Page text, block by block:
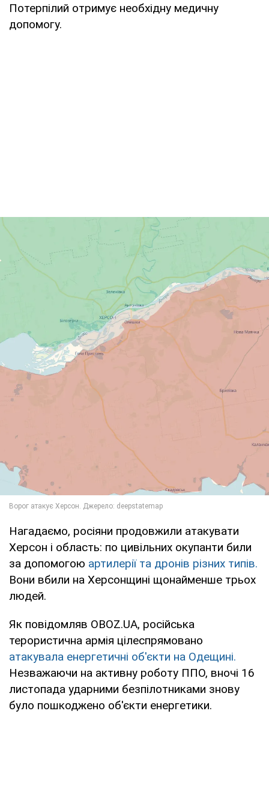
Потерпілий отримує необхідну медичну
допомогу.
Нагадаємо, росіяни продовжили атакувати
Херсон і область: по цивільних окупанти били
за допомогою артилерії та дронів різних типів.
Вони вбили на Херсонщині щонайменше трьох
людей.
Як повідомляв OBOZ.UA, російська
терористична армія цілеспрямовано
атакувала енергетичні об'єкти на Одещині.
Незважаючи на активну роботу ППО, вночі 16
листопада ударними безпілотниками знову
було пошкоджено об'єкти енергетики.